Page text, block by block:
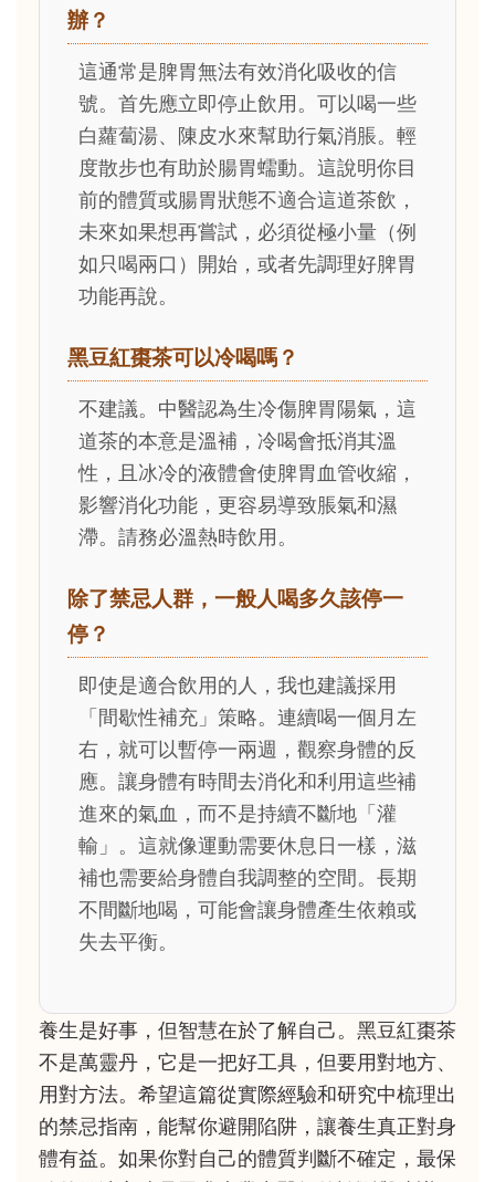
辦？
這通常是脾胃無法有效消化吸收的信
號。首先應立即停止飲用。可以喝一些
白蘿蔔湯、陳皮水來幫助行氣消脹。輕
度散步也有助於腸胃蠕動。這說明你目
前的體質或腸胃狀態不適合這道茶飲，
未來如果想再嘗試，必須從極小量（例
如只喝兩口）開始，或者先調理好脾胃
功能再說。
黑豆紅棗茶可以冷喝嗎？
不建議。中醫認為生冷傷脾胃陽氣，這
道茶的本意是溫補，冷喝會抵消其溫
性，且冰冷的液體會使脾胃血管收縮，
影響消化功能，更容易導致脹氣和濕
滯。請務必溫熱時飲用。
除了禁忌人群，一般人喝多久該停一
停？
即使是適合飲用的人，我也建議採用
「間歇性補充」策略。連續喝一個月左
右，就可以暫停一兩週，觀察身體的反
應。讓身體有時間去消化和利用這些補
進來的氣血，而不是持續不斷地「灌
輸」。這就像運動需要休息日一樣，滋
補也需要給身體自我調整的空間。長期
不間斷地喝，可能會讓身體產生依賴或
失去平衡。
養生是好事，但智慧在於了解自己。黑豆紅棗茶
不是萬靈丹，它是一把好工具，但要用對地方、
用對方法。希望這篇從實際經驗和研究中梳理出
的禁忌指南，能幫你避開陷阱，讓養生真正對身
體有益。如果你對自己的體質判斷不確定，最保